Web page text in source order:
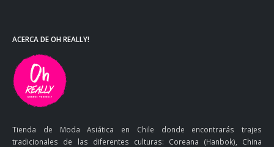
ACERCA DE OH REALLY!
Tienda de Moda Asiática en Chile donde encontrarás trajes
tradicionales de las diferentes culturas: Coreana (Hanbok), China